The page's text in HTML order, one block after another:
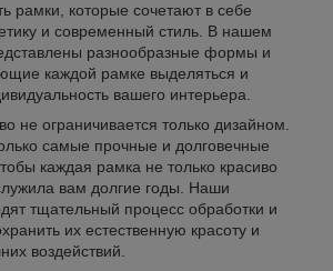
рамки, которые сочетают в себе
и современный стиль. В нашем
разнообразные формы и
каждой рамке выделяться и
вашего интерьера.
не ограничивается только дизайном.
самые прочные и долговечные
каждая рамка не только красиво
вам долгие годы. Наши
тщательный процесс обработки и
их естественную красоту и
воздействий.